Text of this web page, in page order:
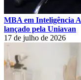
MBA em Inteligência
lançado pela Uniavan
17 de julho de 2026